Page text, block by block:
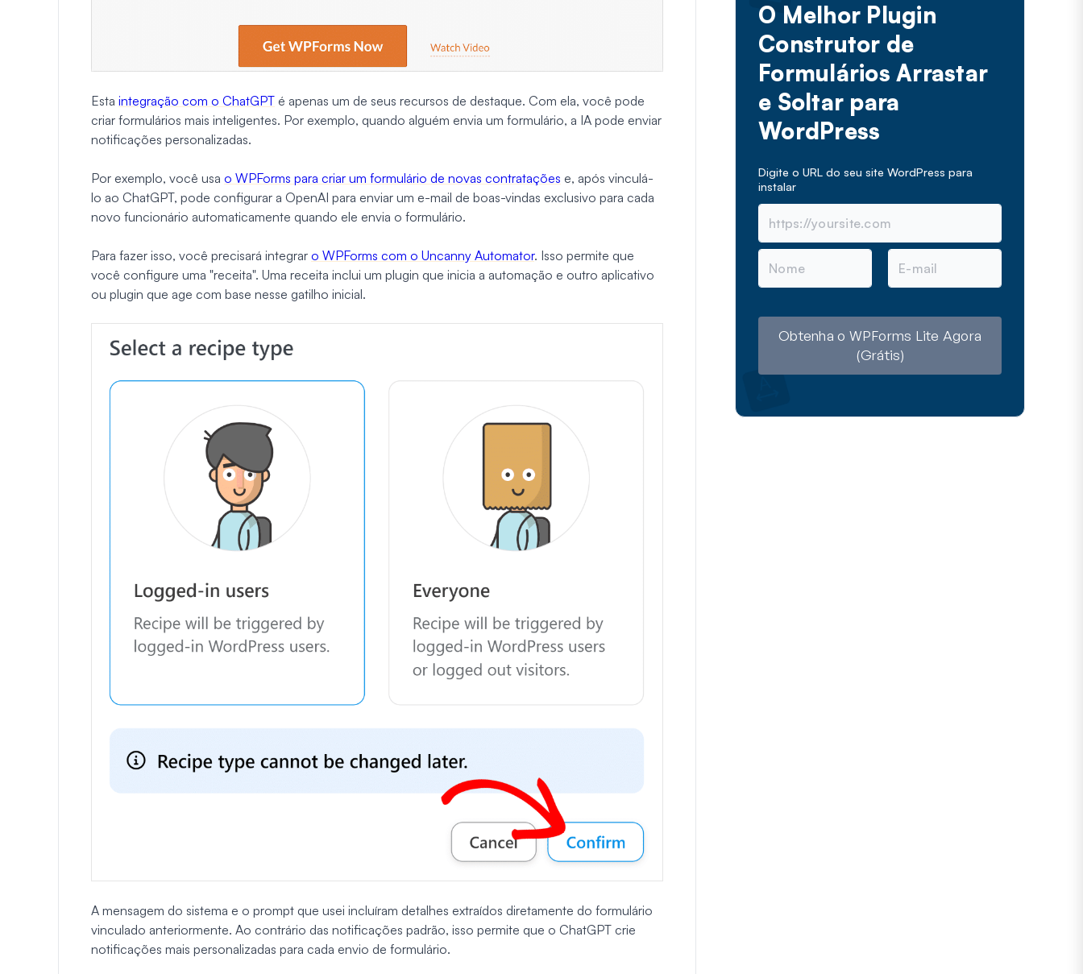
Esta integração com o ChatGPT é apenas um de seus recursos de destaque. Com ela, você pode
criar formulários mais inteligentes. Por exemplo, quando alguém envia um formulário, a IA pode enviar
notificações personalizadas.
Por exemplo, você usa o WPForms para criar um formulário de novas contratações e, após vinculá-
lo ao ChatGPT, pode configurar a OpenAI para enviar um e-mail de boas-vindas exclusivo para cada
novo funcionário automaticamente quando ele envia o formulário.
Para fazer isso, você precisará integrar o WPForms com o Uncanny Automator. Isso permite que
você configure uma "receita". Uma receita inclui um plugin que inicia a automação e outro aplicativo
ou plugin que age com base nesse gatilho inicial.
A mensagem do sistema e o prompt que usei incluíram detalhes extraídos diretamente do formulário
vinculado anteriormente. Ao contrário das notificações padrão, isso permite que o ChatGPT crie
notificações mais personalizadas para cada envio de formulário.
O Melhor Plugin
Construtor de
Formulários Arrastar
e Soltar para
WordPress
Digite o URL do seu site WordPress para
instalar
N
m
E
m
Obtenha o WPForms Lite Agora
(Grátis)